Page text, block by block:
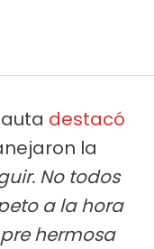
destacó
la
No todos
a la hora
hermosa